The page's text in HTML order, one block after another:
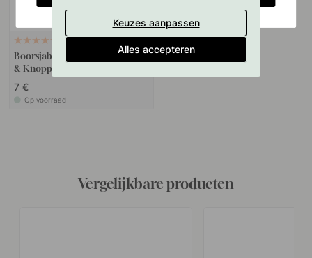
127
Boorsjabloon voor handgrepen
& Knoppen
7 €
Op voorraad
Vergelijkbare producten
Keuzes aanpassen
Alles accepteren